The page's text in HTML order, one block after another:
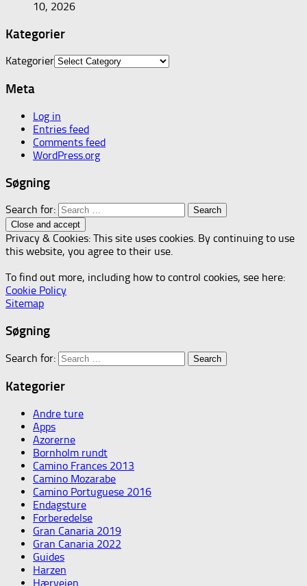
10, 2026
Kategorier
Kategorier
Meta
Log in
Entries feed
Comments feed
WordPress.org
Søgning
Search for:
Privacy & Cookies: This site uses cookies. By continuing to use
this website, you agree to their use.
To find out more, including how to control cookies, see here:
Cookie Policy
Sitemap
Søgning
Search for:
Kategorier
Andre ture
Apps
Azorerne
Bornholm rundt
Camino Frances 2013
Camino Mozarabe
Camino Portuguese 2016
Endagsture
Forberedelse
Gran Canaria 2019
Gran Canaria 2022
Guides
Harzen
Hærvejen